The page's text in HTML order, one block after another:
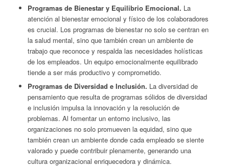
Programas de Bienestar y Equilibrio Emocional. La
atención al bienestar emocional y físico de los colaboradores
es crucial. Los programas de bienestar no solo se centran en
la salud mental, sino que también crean un ambiente de
trabajo que reconoce y respalda las necesidades holísticas
de los empleados. Un equipo emocionalmente equilibrado
tiende a ser más productivo y comprometido.
Programas de Diversidad e Inclusión. La diversidad de
pensamiento que resulta de programas sólidos de diversidad
e inclusión impulsa la innovación y la resolución de
problemas. Al fomentar un entorno inclusivo, las
organizaciones no solo promueven la equidad, sino que
también crean un ambiente donde cada empleado se siente
valorado y puede contribuir plenamente, generando una
cultura organizacional enriquecedora y dinámica.